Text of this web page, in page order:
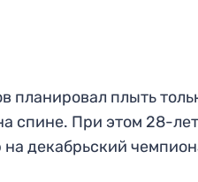
планировал плыть
спине. При этом 28-
на декабрьский